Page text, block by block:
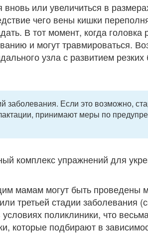
или увеличиться в
чего вены кишки
В тот момент, когда головка
и могут травмироваться.
узла с развитием
заболевания. Если это возможно,
принимают меры по
комплекс упражнений для
мамам могут быть проведены
третьей стадии заболевания
поликлиники, что
которые подбирают в